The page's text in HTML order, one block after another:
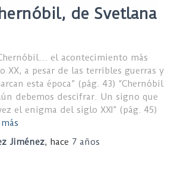
de Svetlana
el acontecimiento más
XX, a pesar de las terribles guerras y
esta época” (pág. 43) “Chernóbil
debemos descifrar. Un signo que
el enigma del siglo XXI” (pág. 45)
Jiménez, hace 7 años